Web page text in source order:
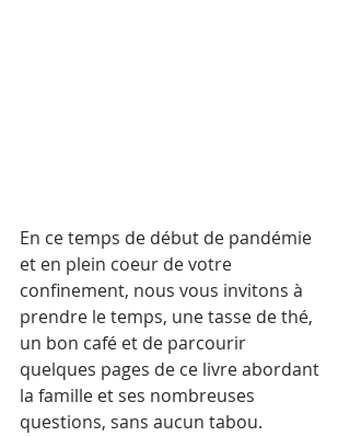
En ce temps de début de pandémie
et en plein coeur de votre
confinement, nous vous invitons à
prendre le temps, une tasse de thé,
un bon café et de parcourir
quelques pages de ce livre abordant
la famille et ses nombreuses
questions, sans aucun tabou.